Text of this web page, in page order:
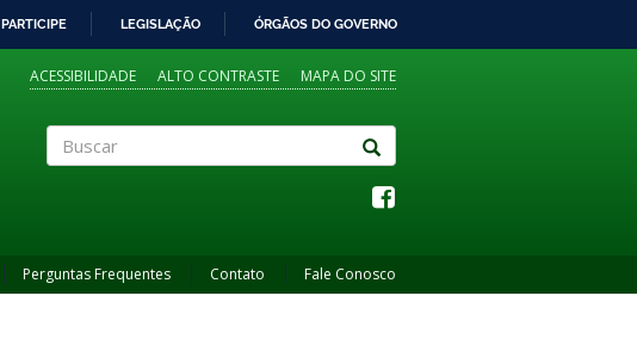
PARTICIPE LEGISLAÇÃO ÓRGÃOS DO GOVERNO
ACESSIBILIDADE ALTO CONTRASTE MAPA DO SITE
Perguntas Frequentes Contato Fale Conosco